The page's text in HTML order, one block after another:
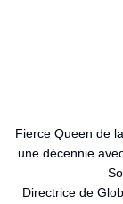
Fierce Queen de
une décennie
Directrice de